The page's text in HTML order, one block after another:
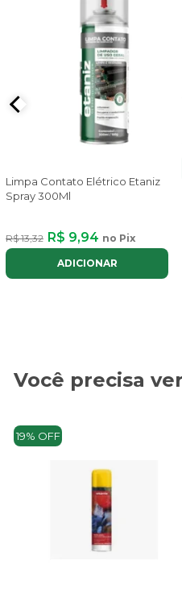
Limpa Contato Elétrico Etaniz
Spray 300Ml
R$ 13,32 R$ 9,94 no Pix
ADICIONAR
Você precisa
19% OFF